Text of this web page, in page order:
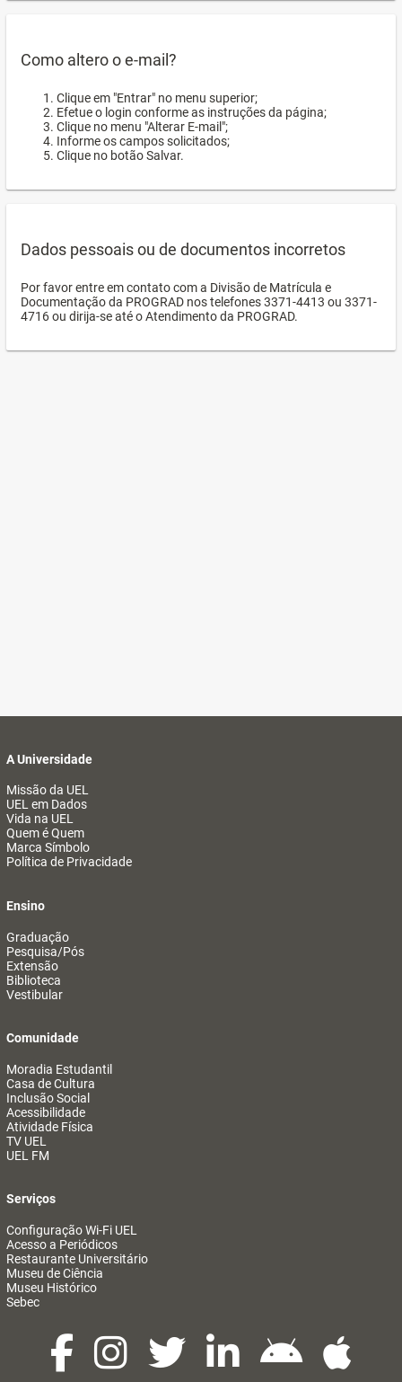
Como altero o e-mail?
Clique em "Entrar" no menu superior;
Efetue o login conforme as instruções da página;
Clique no menu "Alterar E-mail";
Informe os campos solicitados;
Clique no botão Salvar.
Dados pessoais ou de documentos incorretos
Por favor entre em contato com a Divisão de Matrícula e
Documentação da PROGRAD nos telefones 3371-4413 ou 3371-
4716 ou dirija-se até o Atendimento da PROGRAD.
A Universidade
Missão da UEL
UEL em Dados
Vida na UEL
Quem é Quem
Marca Símbolo
Política de Privacidade
Ensino
Graduação
Pesquisa/Pós
Extensão
Biblioteca
Vestibular
Comunidade
Moradia Estudantil
Casa de Cultura
Inclusão Social
Acessibilidade
Atividade Física
TV UEL
UEL FM
Serviços
Configuração Wi-Fi UEL
Acesso a Periódicos
Restaurante Universitário
Museu de Ciência
Museu Histórico
Sebec